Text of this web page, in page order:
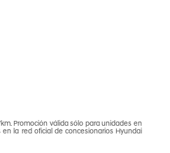
Promoción válida sólo para unidades en
la red oficial de concesionarios Hyundai